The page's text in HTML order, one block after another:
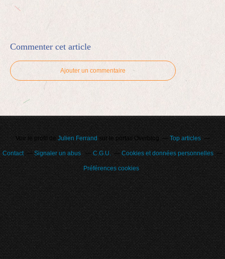
Commenter cet article
Ajouter un commentaire
Voir le profil de Julien Ferrandsur le portail Overblog Top articles
Contact Signaler un abus C.G.U. Cookies et données personnelles
Préférences cookies